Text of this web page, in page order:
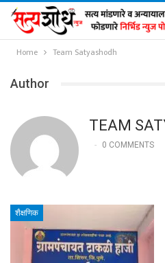
Home Team Satyashodh
Author
TEAM
0 COMMENTS
शैक्षणिक